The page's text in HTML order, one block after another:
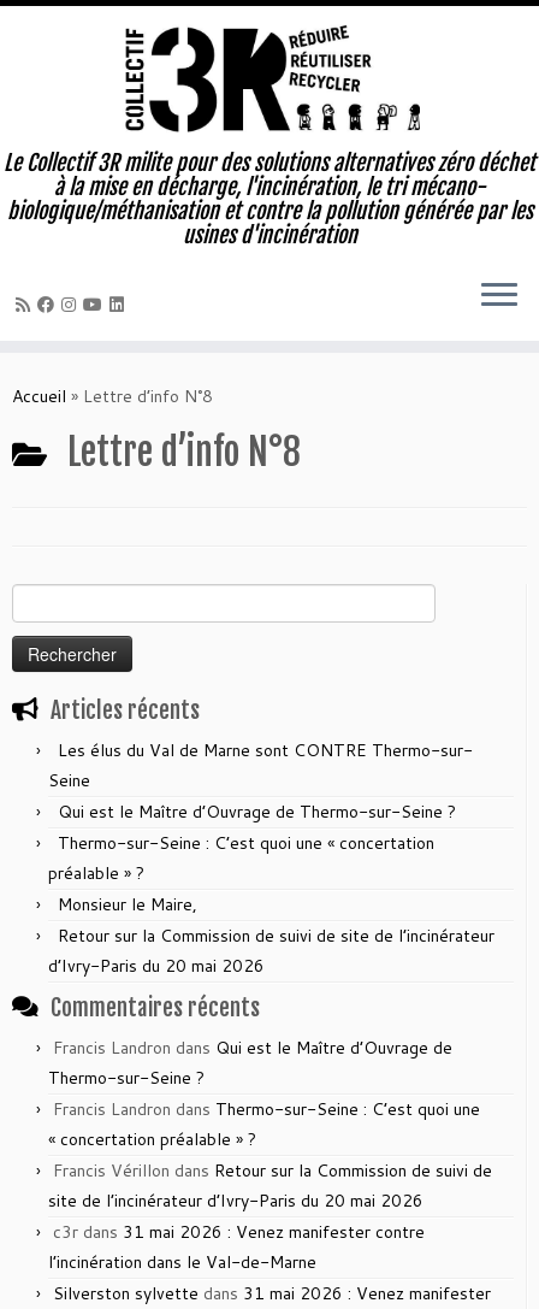
au
Le Collectif 3R milite pour des solutions alternatives zéro déchet
à la mise en décharge, l'incinération, le tri mécano-
biologique/méthanisation et contre la pollution générée par les
usines d'incinération
Accueil » Lettre d’info N°8
Lettre d’info N°8
Rechercher :
Articles récents
Les élus du Val de Marne sont CONTRE Thermo-sur-
Seine
Qui est le Maître d’Ouvrage de Thermo-sur-Seine ?
Thermo-sur-Seine : C’est quoi une « concertation
préalable » ?
Monsieur le Maire,
Retour sur la Commission de suivi de site de l’incinérateur
d’Ivry-Paris du 20 mai 2026
Commentaires récents
Francis Landron dans Qui est le Maître d’Ouvrage de
Thermo-sur-Seine ?
Francis Landron dans Thermo-sur-Seine : C’est quoi une
« concertation préalable » ?
Francis Vérillon dans Retour sur la Commission de suivi de
site de l’incinérateur d’Ivry-Paris du 20 mai 2026
c3r dans 31 mai 2026 : Venez manifester contre
l’incinération dans le Val-de-Marne
Silverston sylvette dans 31 mai 2026 : Venez manifester